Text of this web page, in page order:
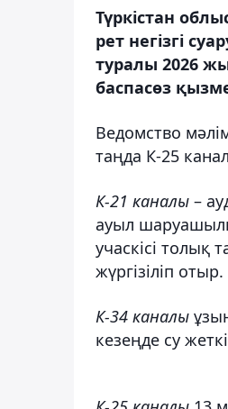
Түркістан
рет негізгі
туралы 2026
баспасөз
Ведомство
таңда К-25
К-21 каналы –
ауыл
учаскісі
жүргізіліп отыр.
К-34 каналы
кезеңде су